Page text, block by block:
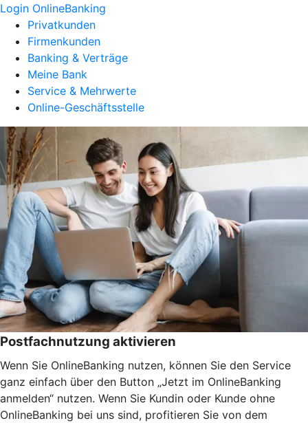
Login OnlineBanking
Privatkunden
Firmenkunden
Banking & Verträge
Meine Bank
Service & Mehrwerte
Online-Geschäftsstelle
Postfachnutzung aktivieren
Wenn Sie OnlineBanking nutzen, können Sie den Service
ganz einfach über den Button „Jetzt im OnlineBanking
anmelden“ nutzen. Wenn Sie Kundin oder Kunde ohne
OnlineBanking bei uns sind, profitieren Sie von dem